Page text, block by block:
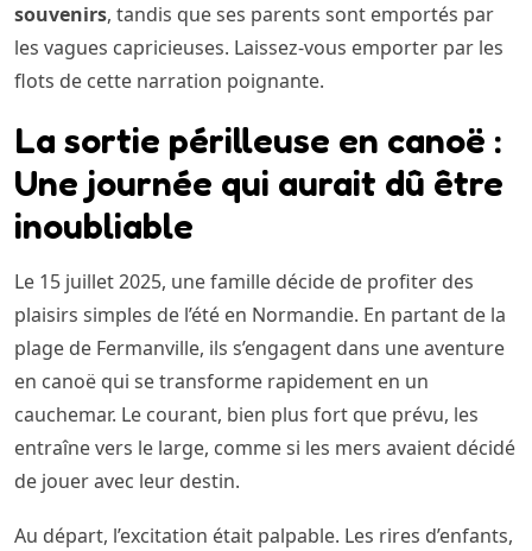
souvenirs, tandis que ses parents sont emportés par
les vagues capricieuses. Laissez-vous emporter par les
flots de cette narration poignante.
La sortie périlleuse en canoë :
Une journée qui aurait dû être
inoubliable
Le 15 juillet 2025, une famille décide de profiter des
plaisirs simples de l’été en Normandie. En partant de la
plage de Fermanville, ils s’engagent dans une aventure
en canoë qui se transforme rapidement en un
cauchemar. Le courant, bien plus fort que prévu, les
entraîne vers le large, comme si les mers avaient décidé
de jouer avec leur destin.
Au départ, l’excitation était palpable. Les rires d’enfants,